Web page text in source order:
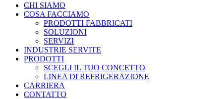
ricerca
Menu
CHI SIAMO
COSA FACCIAMO
PRODOTTI FABBRICATI
SOLUZIONI
SERVIZI
INDUSTRIE SERVITE
PRODOTTI
SCEGLI IL TUO CONCETTO
LINEA DI REFRIGERAZIONE
CARRIERA
CONTATTO